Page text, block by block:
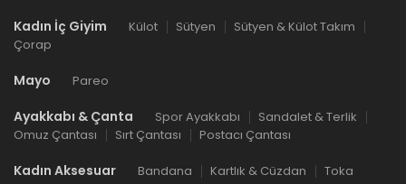
Kadın İç Giyim Külot Sütyen
Sütyen & Külot Takım
Çorap
Mayo Pareo
Ayakkabı & Çanta Spor Ayakkabı
Sandalet & Terlik
Omuz Çantası
Sırt Çantası Postacı Çantası
Kadın Aksesuar Bandana Kartlık & Cüzdan Toka